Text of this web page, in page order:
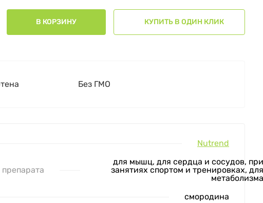
В КОРЗИНУ КУПИТЬ В ОДИН КЛИК
Без ГМО
Nutrend
для мышц, для сердца и сосудов, при
занятиях спортом и тренировках, для
метаболизма
смородина